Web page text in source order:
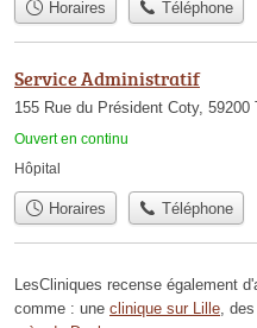
Horaires Téléphone
Service Administratif
155 Rue du Président Coty, 59200
Ouvert en continu
Hôpital
Horaires Téléphone
LesCliniques recense également
comme : une clinique sur Lille, des